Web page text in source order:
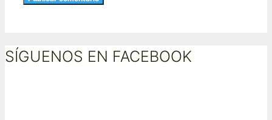
SÍGUENOS EN FACEBOOK